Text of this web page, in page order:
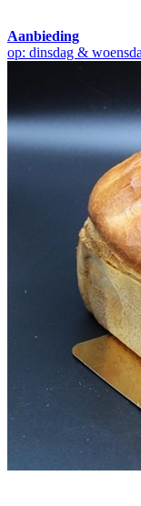
Aanbieding
op: dinsdag &